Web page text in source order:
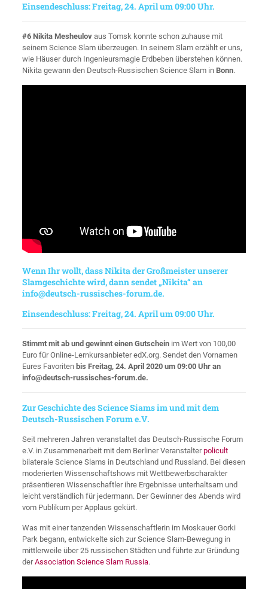
Einsendeschluss: Freitag, 24. April um 09:00 Uhr.
#6 Nikita Mesheulovaus Tomsk konnte schon zuhause mit
seinem Science Slam überzeugen. In seinem Slam erzählt er uns,
wie Häuser durch Ingenieursmagie Erdbeben überstehen können.
Nikita gewann den Deutsch-Russischen Science Slam in Bonn.
Wenn Ihr wollt, dass Nikita der Großmeister unserer
Slamgeschichte wird, dann sendet „Nikita“ an
info@deutsch-russisches-forum.de.
Einsendeschluss: Freitag, 24. April um 09:00 Uhr.
Stimmt mit ab und gewinnt einen Gutscheinim Wert von 100,00
Euro für Online-Lernkursanbieter edX.org. Sendet den Vornamen
Eures Favoriten bis Freitag, 24. April 2020 um 09:00 Uhr an
info@deutsch-russisches-forum.de.
Zur Geschichte des Science Siams im und mit dem
Deutsch-Russischen Forum e.V.
Seit mehreren Jahren veranstaltet das Deutsch-Russische Forum
e.V. in Zusammenarbeit mit dem Berliner Veranstalterpolicult
bilaterale Science Slams in Deutschland und Russland. Bei diesen
moderierten Wissenschaftshows mit Wettbewerbscharakter
präsentieren Wissenschaftler ihre Ergebnisse unterhaltsam und
leicht verständlich für jedermann. Der Gewinner des Abends wird
vom Publikum per Applaus gekürt.
Was mit einer tanzenden Wissenschaftlerin im Moskauer Gorki
Park begann, entwickelte sich zur Science Slam-Bewegung in
mittlerweile über 25 russischen Städten und führte zur Gründung
derAssociation Science Slam Russia.